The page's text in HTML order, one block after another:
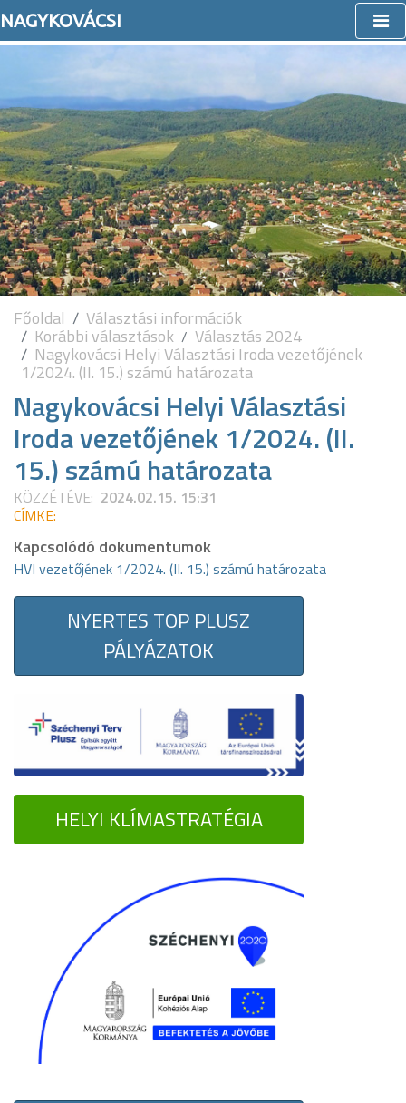
NAGYKOVÁCSI
Főoldal Választási információk
Korábbi választások Választás 2024
Nagykovácsi Helyi Választási Iroda vezetőjének
1/2024. (II. 15.) számú határozata
Nagykovácsi Helyi Választási
Iroda vezetőjének 1/2024. (II.
15.) számú határozata
KÖZZÉTÉVE: 2024.02.15. 15:31
CÍMKE:
Kapcsolódó dokumentumok
HVI vezetőjének 1/2024. (II. 15.) számú határozata
NYERTES TOP PLUSZ
PÁLYÁZATOK
HELYI KLÍMASTRATÉGIA